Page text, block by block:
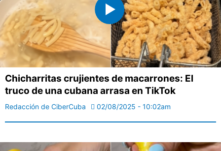
Chicharritas crujientes de macarrones: El
truco de una cubana arrasa en TikTok
Redacción de CiberCuba 02/08/2025 - 10:02am